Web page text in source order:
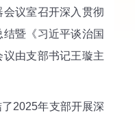
议室召开深入贯彻
暨《习近平谈治国
由支部书记王璇主
2025年支部开展深